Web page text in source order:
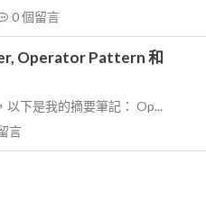
0個留言
Operator Pattern 和
下是我的摘要筆記： Op...
言